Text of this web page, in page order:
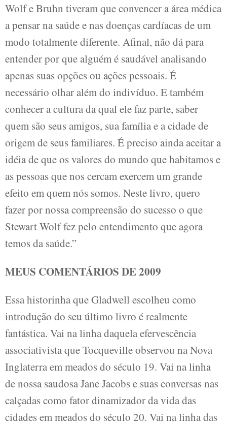
Wolf e Bruhn tiveram que convencer a área médica
a pensar na saúde e nas doenças cardíacas de um
modo totalmente diferente. Afinal, não dá para
entender por que alguém é saudável analisando
apenas suas opções ou ações pessoais. É
necessário olhar além do indivíduo. E também
conhecer a cultura da qual ele faz parte, saber
quem são seus amigos, sua família e a cidade de
origem de seus familiares. É preciso ainda aceitar a
idéia de que os valores do mundo que habitamos e
as pessoas que nos cercam exercem um grande
efeito em quem nós somos. Neste livro, quero
fazer por nossa compreensão do sucesso o que
Stewart Wolf fez pelo entendimento que agora
temos da saúde.”
MEUS COMENTÁRIOS DE 2009
Essa historinha que Gladwell escolheu como
introdução do seu último livro é realmente
fantástica. Vai na linha daquela efervescência
associativista que Tocqueville observou na Nova
Inglaterra em meados do século 19. Vai na linha
de nossa saudosa Jane Jacobs e suas conversas nas
calçadas como fator dinamizador da vida das
cidades em meados do século 20. Vai na linha das